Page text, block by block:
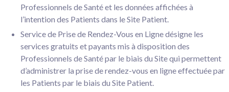
Professionnels de Santé et les données affichées à
l’intention des Patients dans le Site Patient.
Service de Prise de Rendez-Vous en Ligne désigne les
services gratuits et payants mis à disposition des
Professionnels de Santé par le biais du Site qui permettent
d’administrer la prise de rendez-vous en ligne effectuée par
les Patients par le biais du Site Patient.